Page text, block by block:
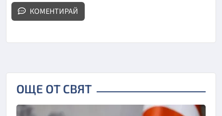
КОМЕНТИРАЙ
ОЩЕ ОТ СВЯТ